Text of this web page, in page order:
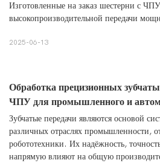
Изготовленные на заказ шестерни с
высокопроизводительной передачи
2025-06-13
Обработка прецизионных
ЧПУ для промышленного и
Зубчатые передачи являются основой
различных отраслях промышленности,
робототехники. Их надёжность,
напрямую влияют на общую